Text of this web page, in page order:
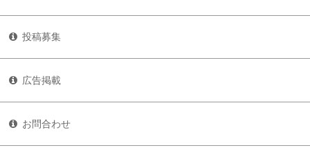
投稿募集
広告掲載
お問合わせ